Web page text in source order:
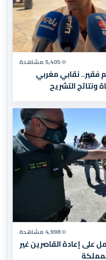
5,405 مشاهدة
فقير.. نقابي مغربي
ونتائج التشريح
4,998 مشاهدة
على إعادة القاصرين غير